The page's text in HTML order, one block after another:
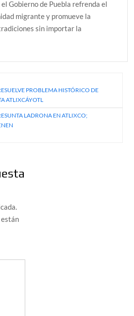
Gobierno de Puebla refrenda el
migrante y promueve la
sin importar la
PROBLEMA HISTÓRICO DE
ATLIXCÁYOTL
LADRONA EN ATLIXCO;